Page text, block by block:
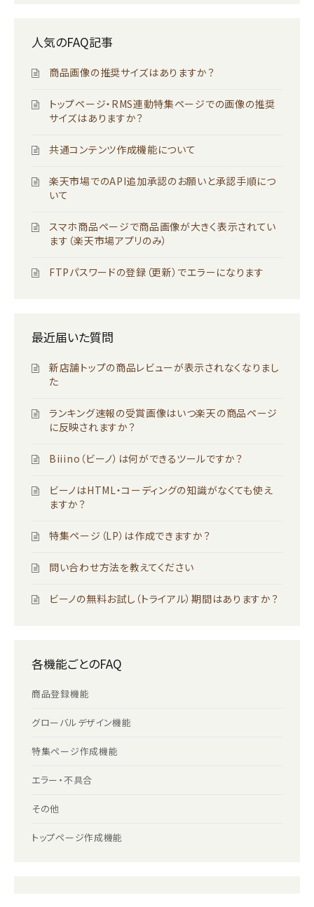
人気のFAQ記事
商品画像の推奨サイズはありますか？
トップページ・RMS連動特集ページでの画像の推奨
サイズはありますか？
共通コンテンツ作成機能について
楽天市場でのAPI追加承認のお願いと承認手順につ
いて
スマホ商品ページで商品画像が大きく表示されてい
ます（楽天市場アプリのみ）
FTPパスワードの登録（更新）でエラーになります
最近届いた質問
新店舗トップの商品レビューが表示されなくなりまし
た
ランキング速報の受賞画像はいつ楽天の商品ページ
に反映されますか？
Biiino（ビーノ）は何ができるツールですか？
ビーノはHTML・コーディングの知識がなくても使え
ますか？
特集ページ（LP）は作成できますか？
問い合わせ方法を教えてください
ビーノの無料お試し（トライアル）期間はありますか？
各機能ごとのFAQ
商品登録機能
グローバルデザイン機能
特集ページ作成機能
エラー・不具合
その他
トップページ作成機能